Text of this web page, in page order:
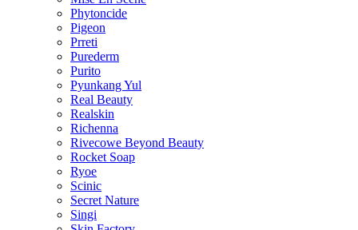
Phytoncide
Pigeon
Prreti
Purederm
Purito
Pyunkang Yul
Real Beauty
Realskin
Richenna
Rivecowe Beyond Beauty
Rocket Soap
Ryoe
Scinic
Secret Nature
Singi